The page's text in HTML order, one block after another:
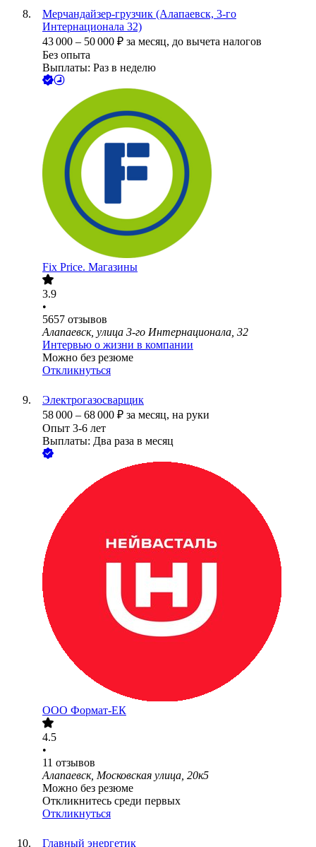
Мерчандайзер-грузчик (Алапаевск, 3-го
Интернационала 32)
43 000 – 50 000 ₽ за месяц, до вычета налогов
Без опыта
Выплаты: Раз в неделю
Fix Price. Магазины
3.9
•
5657 отзывов
Алапаевск, улица 3-го Интернационала, 32
Интервью о жизни в компании
Можно без резюме
Откликнуться
Электрогазосварщик
58 000 – 68 000 ₽ за месяц, на руки
Опыт 3-6 лет
Выплаты: Два раза в месяц
ООО Формат-ЕК
4.5
•
11 отзывов
Алапаевск, Московская улица, 20к5
Можно без резюме
Откликнитесь среди первых
Откликнуться
Главный энергетик